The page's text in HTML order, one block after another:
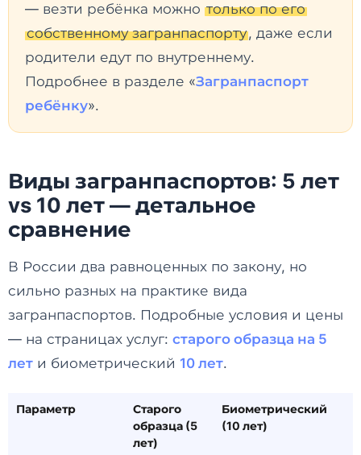
— везти ребёнка можно только по его
собственному загранпаспорту, даже если
родители едут по внутреннему.
Подробнее в разделе «Загранпаспорт
ребёнку».
Виды загранпаспортов: 5 лет
vs 10 лет — детальное
сравнение
В России два равноценных по закону, но
сильно разных на практике вида
загранпаспортов. Подробные условия и цены
— на страницах услуг: старого образца на 5
лет и биометрический 10 лет.
Параметр
Старого
образца (5
лет)
Биометрический
(10 лет)